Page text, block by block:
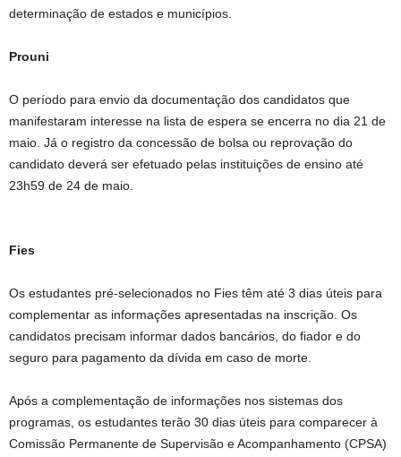
determinação de estados e municípios.
Prouni
O período para envio da documentação dos candidatos que
manifestaram interesse na lista de espera se encerra no dia 21 de
maio. Já o registro da concessão de bolsa ou reprovação do
candidato deverá ser efetuado pelas instituições de ensino até
23h59 de 24 de maio.
Fies
Os estudantes pré-selecionados no Fies têm até 3 dias úteis para
complementar as informações apresentadas na inscrição. Os
candidatos precisam informar dados bancários, do fiador e do
seguro para pagamento da dívida em caso de morte.
Após a complementação de informações nos sistemas dos
programas, os estudantes terão 30 dias úteis para comparecer à
Comissão Permanente de Supervisão e Acompanhamento (CPSA)